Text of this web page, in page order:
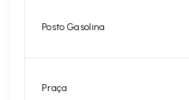
Posto Gasolina
Praça